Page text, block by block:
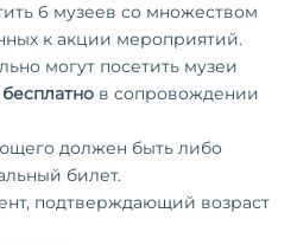
6 музеев со множеством
к акции мероприятий.
могут посетить музеи
бесплатно в сопровождении
должен быть либо
билет.
подтверждающий возраст